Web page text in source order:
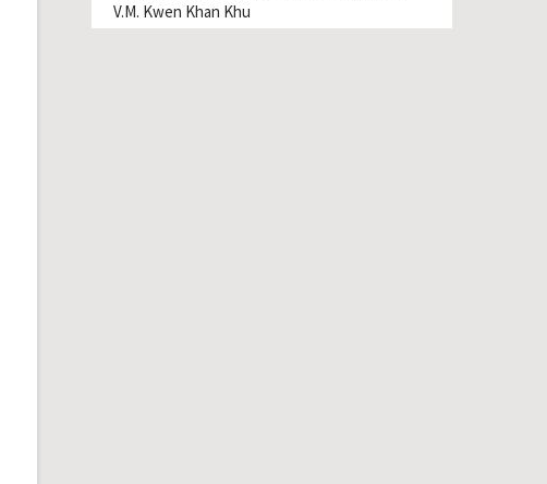
V.M. Kwen Khan Khu